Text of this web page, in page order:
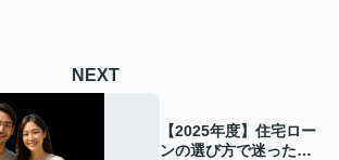
NEXT
【2025年度】住宅ロー
ンの選び方で迷った